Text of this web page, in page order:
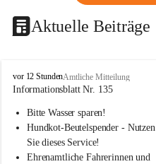
Aktuelle Beiträge
B
u
h
vor 12 StundenAmtliche Mitteilung
Informationsblatt Nr. 135
Bitte Wasser sparen!
Hundkot-Beutelspender - Nutzen
Sie dieses Service!
Ehrenamtliche Fahrerinnen und